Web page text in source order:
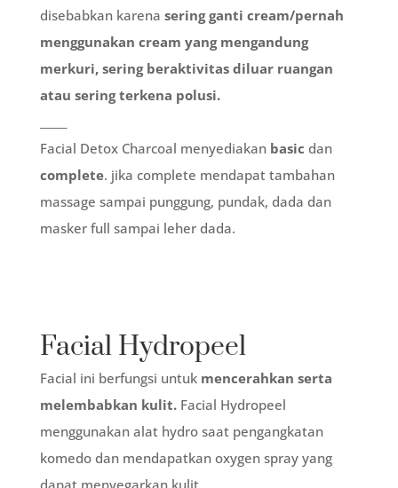
disebabkan karena sering ganti cream/pernah
menggunakan cream yang mengandung
merkuri, sering beraktivitas diluar ruangan
atau sering terkena polusi.
Facial Detox Charcoal menyediakan basic dan
complete. jika complete mendapat tambahan
massage sampai punggung, pundak, dada dan
masker full sampai leher dada.
Facial Hydropeel
Facial ini berfungsi untuk mencerahkan serta
melembabkan kulit.Facial Hydropeel
menggunakan alat hydro saat pengangkatan
komedo dan mendapatkan oxygen spray yang
dapat menyegarkan kulit